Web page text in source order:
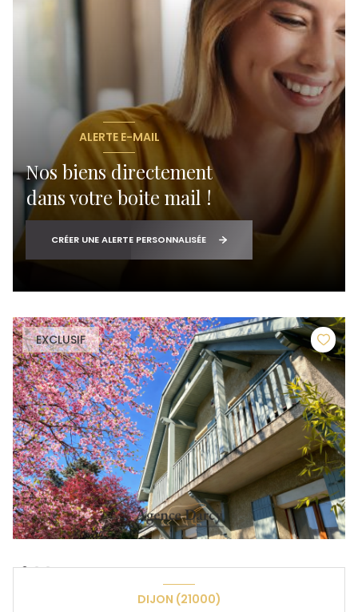
ALERTE E-MAIL
Nos biens directement
dans votre boite mail !
CRÉER UNE ALERTE PERSONNALISÉE
EXCLUSIF
DIJON (21000)